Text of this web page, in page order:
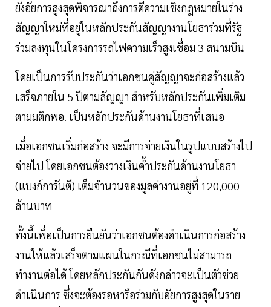
ยังอัยการสูงสุดพิจารณาถึงการตีความเชิงกฎหมายในร่าง
สัญญาใหม่ที่อยู่ในหลักประกันสัญญางานโยธาร่วมที่รัฐ
ร่วมลงทุนในโครงการรถไฟความเร็วสูงเชื่อม 3 สนามบิน
โดยเป็นการรับประกันว่าเอกชนคู่สัญญาจะก่อสร้างแล้ว
เสร็จภายใน 5 ปีตามสัญญา สำหรับหลักประกันเพิ่มเติม
ตามมติกพอ. เป็นหลักประกันด้านงานโยธาที่เสนอ
เมื่อเอกชนเริ่มก่อสร้าง จะมีการจ่ายเงินในรูปแบบสร้างไป
จ่ายไป โดยเอกชนต้องวางเงินค้ำประกันด้านงานโยธา
(แบงก์การันตี) เต็มจำนวนของมูลค่างานอยู่ที่ 120,000
ล้านบาท
ทั้งนี้เพื่อเป็นการยืนยันว่าเอกชนต้องดำเนินการก่อสร้าง
งานให้แล้วเสร็จตามแผนในกรณีที่เอกชนไม่สามารถ
ทำงานต่อได้ โดยหลักประกันกันดังกล่าวจะเป็นตัวช่วย
ดำเนินการ ซึ่งจะต้องรอหารือร่วมกับอัยการสูงสุดในราย